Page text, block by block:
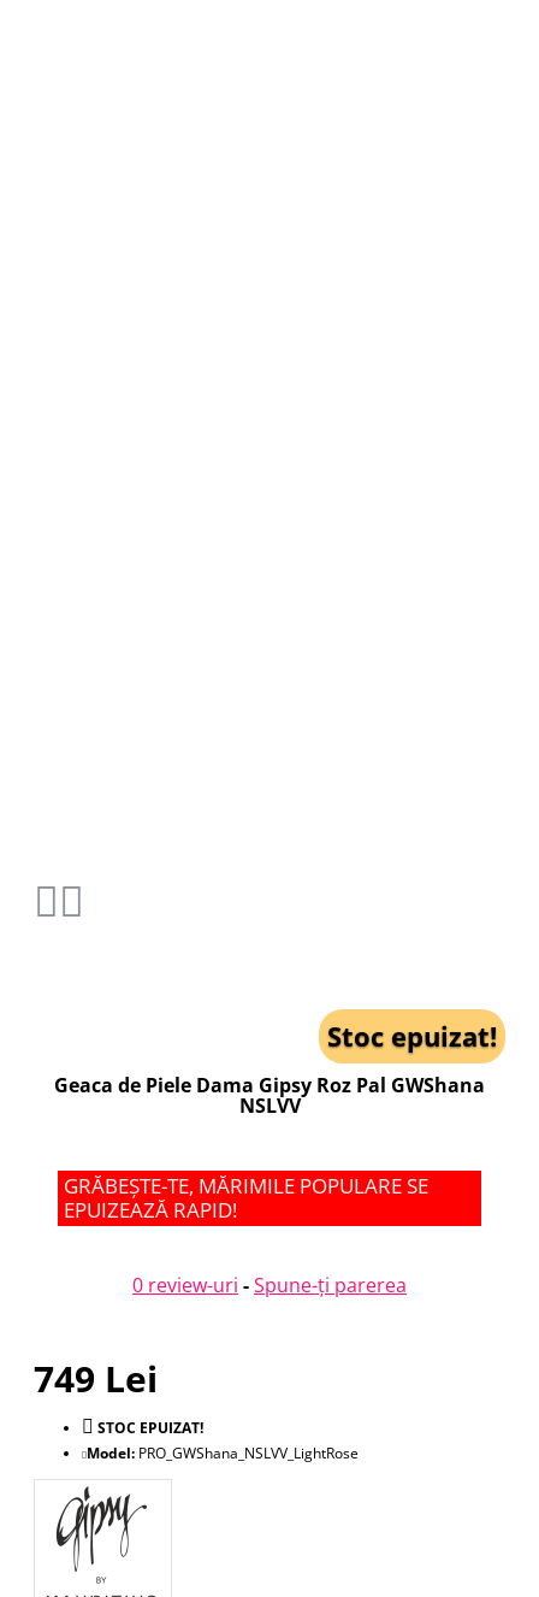
Stoc epuizat!
Geaca de Piele Dama Gipsy Roz Pal GWShana
NSLVV
GRĂBEȘTE-TE, MĂRIMILE POPULARE SE
EPUIZEAZĂ RAPID!
0 review-uri -Spune-ţi parerea
749 Lei
STOC EPUIZAT!
Model: PRO_GWShana_NSLVV_LightRose